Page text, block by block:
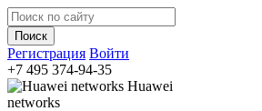
Регистрация Войти
+7 495 374-94-35
Huawei
networks